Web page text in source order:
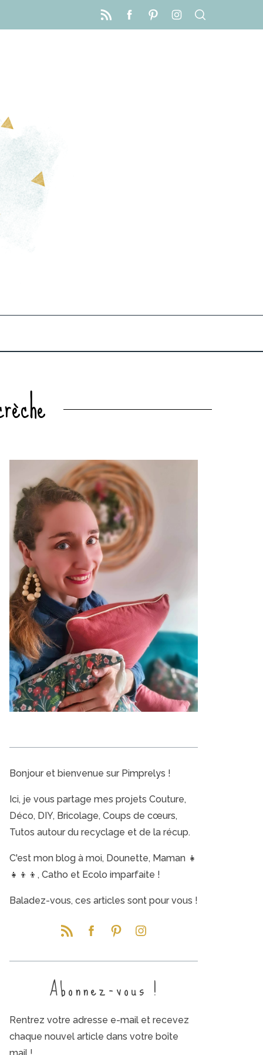
Bonjour et bienvenue sur Pimprelys !
Ici, je vous partage mes projets Couture,
Déco, DIY, Bricolage, Coups de cœurs,
Tutos autour du recyclage et de la récup.
C'est mon blog à moi, Dounette, Maman 👧
👧👦👦, Catho et Ecolo imparfaite !
Baladez-vous, ces articles sont pour vous !
Abonnez-vous !
Rentrez votre adresse e-mail et recevez
chaque nouvel article dans votre boîte